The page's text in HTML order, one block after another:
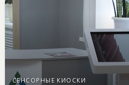
СЕНСОРНЫЕ КИОСКИ